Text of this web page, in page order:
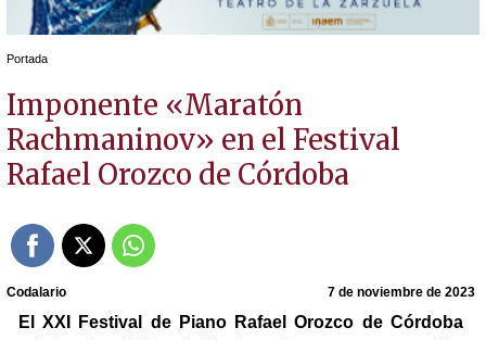
Portada
Imponente «Maratón
Rachmaninov» en el Festival
Rafael Orozco de Córdoba
Codalario 7 de noviembre de 2023
El XXI Festival de Piano Rafael Orozco de Córdoba